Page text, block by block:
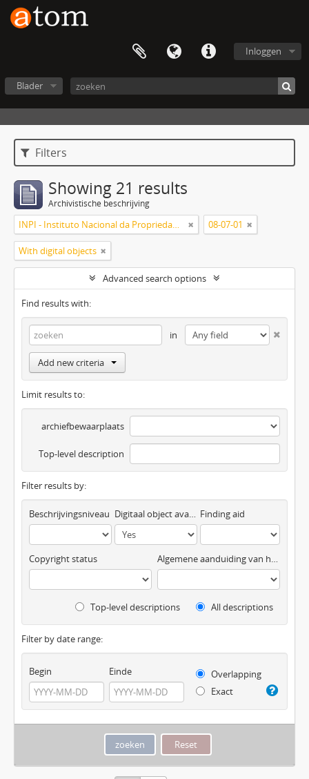
Inloggen
Blader
Filters
Showing 21 results
Archivistische beschrijving
INPI - Instituto Nacional da Propriedade Industrial 08-07-01
With digital objects
Advanced search options
Find results with:
in
Add new criteria
Limit results to:
archiefbewaarplaats
Top-level description
Filter results by:
Beschrijvingsniveau Digitaal object available Finding aid
Copyright status Algemene aanduiding van het materiaal
Top-level descriptions All descriptions
Filter by date range:
Begin Einde
Overlapping
Exact